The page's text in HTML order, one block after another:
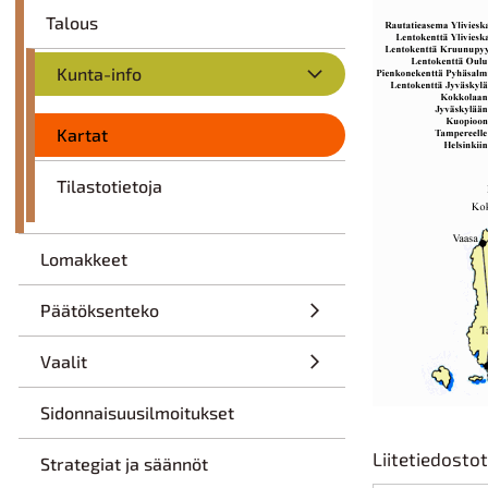
Talous
Kunta-info
Kartat
Tilastotietoja
Lomakkeet
Päätöksenteko
Vaalit
Sidonnaisuusilmoitukset
Strategiat ja säännöt Liitetiedostot